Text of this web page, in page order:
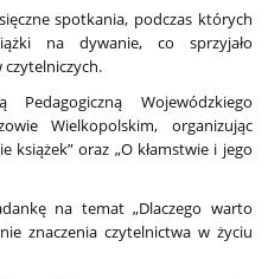
spotkania, podczas których
na dywanie, co sprzyjało
Pedagogiczną Wojewódzkiego
Wielkopolskim, organizując
książek” oraz „O kłamstwie i jego
na temat „Dlaczego warto
znaczenia czytelnictwa w życiu